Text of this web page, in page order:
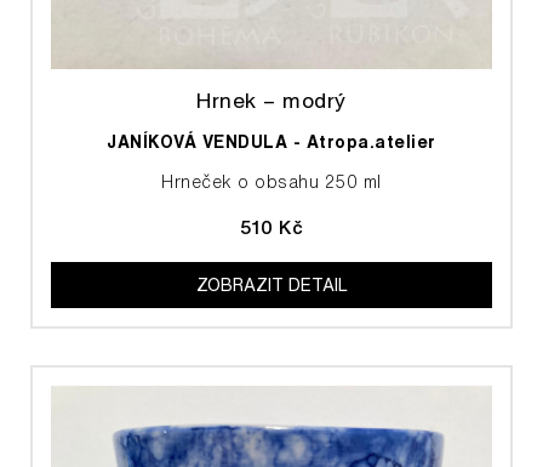
Hrnek – modrý
JANÍKOVÁ VENDULA - Atropa.atelier
Hrneček o obsahu 250 ml
510 Kč
ZOBRAZIT DETAIL